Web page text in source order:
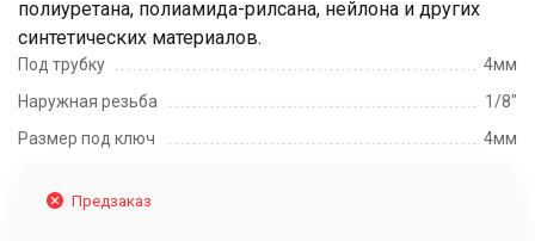
полиуретана, полиамида-рилсана, нейлона и других
синтетических материалов.
Под трубку
4мм
Наружная резьба
1/8"
Размер под ключ
4мм
Предзаказ